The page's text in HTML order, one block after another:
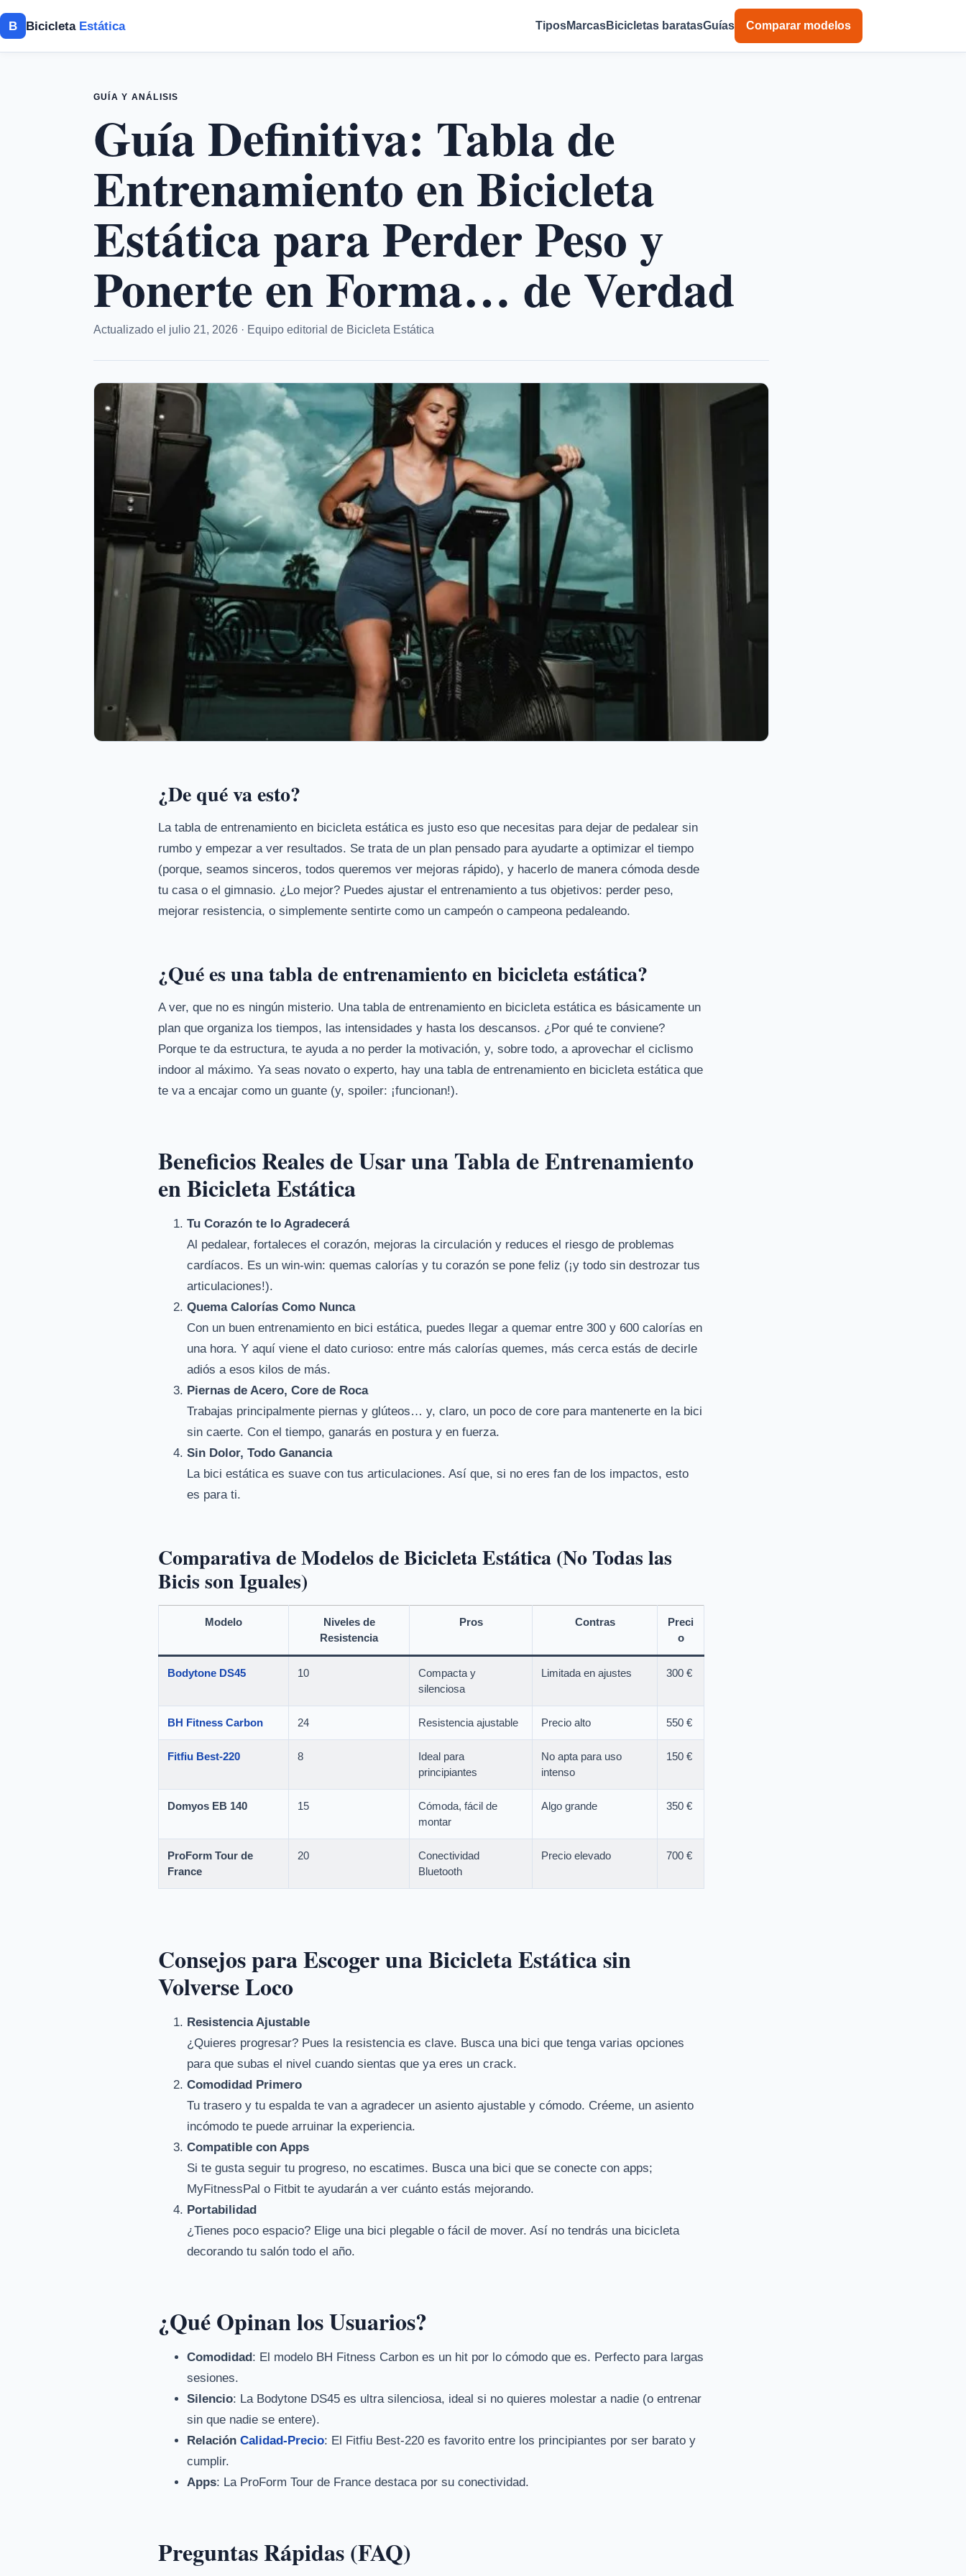
B Bicicleta Estática TiposMarcasBicicletas baratasGuías Comparar modelos
GUÍA Y ANÁLISIS
Guía Definitiva: Tabla de
Entrenamiento en Bicicleta
Estática para Perder Peso y
Ponerte en Forma… de Verdad
Actualizado el julio 21, 2026 · Equipo editorial de Bicicleta Estática
¿De qué va esto?
La tabla de entrenamiento en bicicleta estática es justo eso que necesitas para dejar de pedalear sin
rumbo y empezar a ver resultados. Se trata de un plan pensado para ayudarte a optimizar el tiempo
(porque, seamos sinceros, todos queremos ver mejoras rápido), y hacerlo de manera cómoda desde
tu casa o el gimnasio. ¿Lo mejor? Puedes ajustar el entrenamiento a tus objetivos: perder peso,
mejorar resistencia, o simplemente sentirte como un campeón o campeona pedaleando.
¿Qué es una tabla de entrenamiento en bicicleta estática?
A ver, que no es ningún misterio. Una tabla de entrenamiento en bicicleta estática es básicamente un
plan que organiza los tiempos, las intensidades y hasta los descansos. ¿Por qué te conviene?
Porque te da estructura, te ayuda a no perder la motivación, y, sobre todo, a aprovechar el ciclismo
indoor al máximo. Ya seas novato o experto, hay una tabla de entrenamiento en bicicleta estática que
te va a encajar como un guante (y, spoiler: ¡funcionan!).
Beneficios Reales de Usar una Tabla de Entrenamiento
en Bicicleta Estática
Tu Corazón te lo Agradecerá
Al pedalear, fortaleces el corazón, mejoras la circulación y reduces el riesgo de problemas
cardíacos. Es un win-win: quemas calorías y tu corazón se pone feliz (¡y todo sin destrozar tus
articulaciones!).
Quema Calorías Como Nunca
Con un buen entrenamiento en bici estática, puedes llegar a quemar entre 300 y 600 calorías en
una hora. Y aquí viene el dato curioso: entre más calorías quemes, más cerca estás de decirle
adiós a esos kilos de más.
Piernas de Acero, Core de Roca
Trabajas principalmente piernas y glúteos… y, claro, un poco de core para mantenerte en la bici
sin caerte. Con el tiempo, ganarás en postura y en fuerza.
Sin Dolor, Todo Ganancia
La bici estática es suave con tus articulaciones. Así que, si no eres fan de los impactos, esto
es para ti.
Comparativa de Modelos de Bicicleta Estática (No Todas las
Bicis son Iguales)
Modelo
Niveles de
Resistencia
Pros Contras
Preci
o
Bodytone DS45 10
Compacta y
silenciosa
Limitada en ajustes 300 €
BH Fitness Carbon 24 Resistencia ajustable Precio alto 550 €
Fitfiu Best-220 8
Ideal para
principiantes
No apta para uso
intenso
150 €
Domyos EB 140 15
Cómoda, fácil de
montar
Algo grande 350 €
ProForm Tour de
France
20
Conectividad
Bluetooth
Precio elevado 700 €
Consejos para Escoger una Bicicleta Estática sin
Volverse Loco
Resistencia Ajustable
¿Quieres progresar? Pues la resistencia es clave. Busca una bici que tenga varias opciones
para que subas el nivel cuando sientas que ya eres un crack.
Comodidad Primero
Tu trasero y tu espalda te van a agradecer un asiento ajustable y cómodo. Créeme, un asiento
incómodo te puede arruinar la experiencia.
Compatible con Apps
Si te gusta seguir tu progreso, no escatimes. Busca una bici que se conecte con apps;
MyFitnessPal o Fitbit te ayudarán a ver cuánto estás mejorando.
Portabilidad
¿Tienes poco espacio? Elige una bici plegable o fácil de mover. Así no tendrás una bicicleta
decorando tu salón todo el año.
¿Qué Opinan los Usuarios?
Comodidad: El modelo BH Fitness Carbon es un hit por lo cómodo que es. Perfecto para largas
sesiones.
Silencio: La Bodytone DS45 es ultra silenciosa, ideal si no quieres molestar a nadie (o entrenar
sin que nadie se entere).
Relación Calidad-Precio: El Fitfiu Best-220 es favorito entre los principiantes por ser barato y
cumplir.
Apps: La ProForm Tour de France destaca por su conectividad.
Preguntas Rápidas (FAQ)